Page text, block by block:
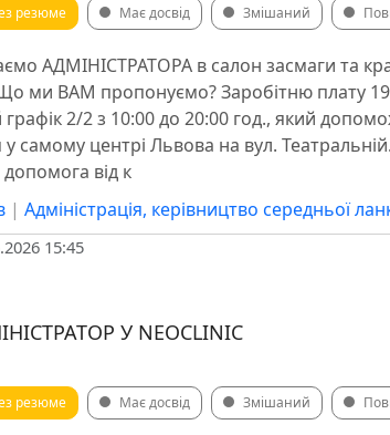
резюме Має досвід Змішаний
АДМІНІСТРАТОРА в салон засмаги та
ми ВАМ пропонуємо? ️Заробітню плату
2/2 з 10:00 до 20:00 год., який
у самому центрі Львова на вул.
допомога від к
| Адміністрація, керівництво середньої
15:45
У NEOCLINIC
резюме Має досвід Змішаний